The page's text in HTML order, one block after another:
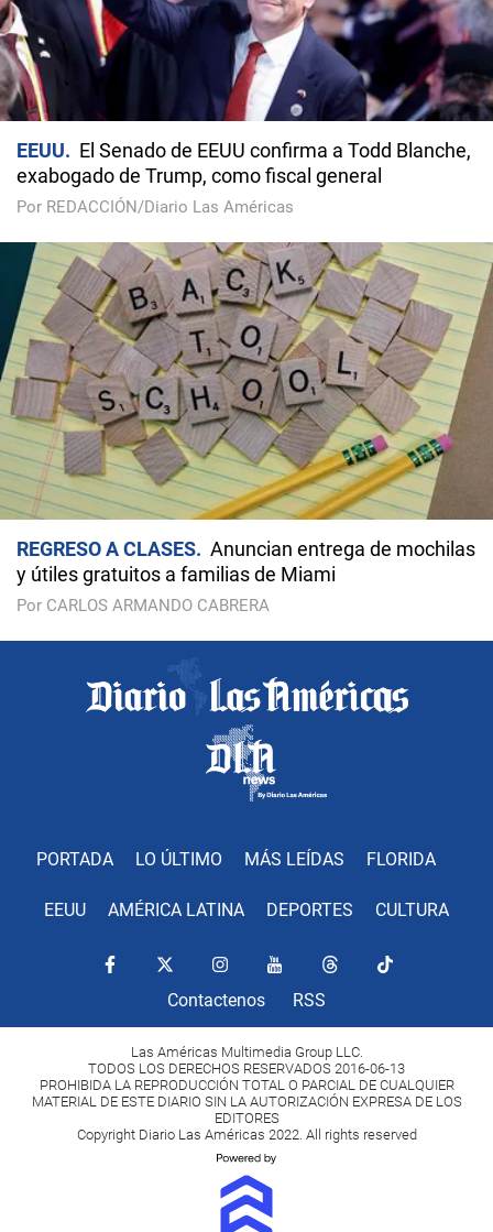
EEUU
El Senado de EEUU confirma a Todd Blanche,
exabogado de Trump, como fiscal general
Por REDACCIÓN/Diario Las Américas
REGRESO A CLASES
Anuncian entrega de mochilas
y útiles gratuitos a familias de Miami
Por CARLOS ARMANDO CABRERA
PORTADA LO ÚLTIMO MÁS LEÍDAS FLORIDA
EEUU AMÉRICA LATINA DEPORTES CULTURA
Contactenos RSS
Las Américas Multimedia Group LLC.
TODOS LOS DERECHOS RESERVADOS 2016-06-13
PROHIBIDA LA REPRODUCCIÓN TOTAL O PARCIAL DE CUALQUIER
MATERIAL DE ESTE DIARIO SIN LA AUTORIZACIÓN EXPRESA DE LOS
EDITORES
Copyright Diario Las Américas 2022. All rights reserved